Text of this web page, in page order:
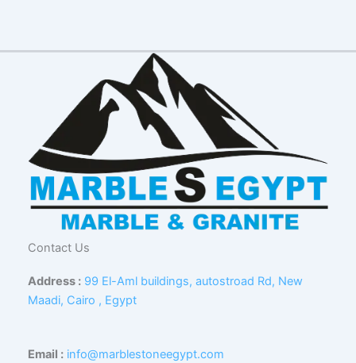
Contact Us
Address : 99 El-Aml buildings, autostroad Rd, New
Maadi, Cairo , Egypt
Email : info@marblestoneegypt.com